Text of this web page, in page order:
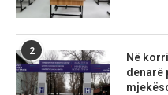
2
Në
denarë